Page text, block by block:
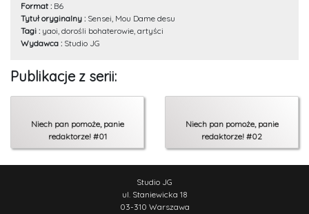
Format : B6
Tytuł oryginalny : Sensei, Mou Dame desu
Tagi : yaoi, dorośli bohaterowie, artyści
Wydawca : Studio JG
Publikacje z serii:
Niech pan pomoże, panie
redaktorze! #01
Niech pan pomoże, panie
redaktorze! #02
Studio JG
ul. Staniewicka 18
03-310 Warszawa